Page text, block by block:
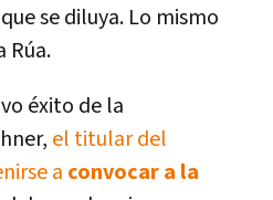
se diluya. Lo mismo
Rúa.
éxito de la
el titular del
a convocar a la